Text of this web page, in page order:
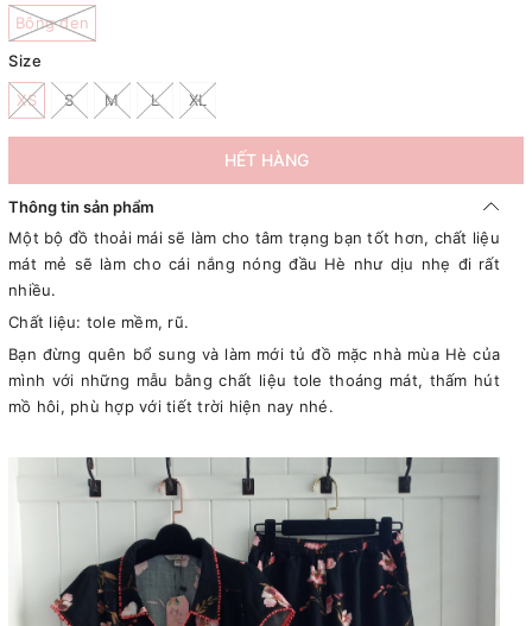
Bông đen
Size
XS S M L XL
HẾT HÀNG
Thông tin sản phẩm
Một bộ đồ thoải mái sẽ làm cho tâm trạng bạn tốt hơn, chất liệu
mát mẻ sẽ làm cho cái nắng nóng đầu Hè như dịu nhẹ đi rất
nhiều.
Chất liệu: tole mềm, rũ.
Bạn đừng quên bổ sung và làm mới tủ đồ mặc nhà mùa Hè của
mình với những mẫu bằng chất liệu tole thoáng mát, thấm hút
mồ hôi, phù hợp với tiết trời hiện nay nhé.